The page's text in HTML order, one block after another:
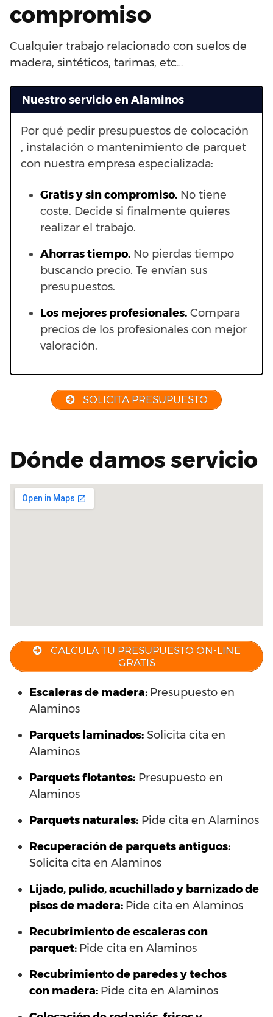
compromiso
Cualquier trabajo relacionado con suelos de
madera, sintéticos, tarimas, etc…
Nuestro servicio en Alaminos
Por qué pedir presupuestos de colocación
, instalación o mantenimiento de parquet
con nuestra empresa especializada:
Gratis y sin compromiso. No tiene
coste. Decide si finalmente quieres
realizar el trabajo.
Ahorras tiempo. No pierdas tiempo
buscando precio. Te envían sus
presupuestos.
Los mejores profesionales. Compara
precios de los profesionales con mejor
valoración.
SOLICITA PRESUPUESTO
Dónde damos servicio
CALCULA TU PRESUPUESTO ON-LINE
GRATIS
Escaleras de madera: Presupuesto en
Alaminos
Parquets laminados: Solicita cita en
Alaminos
Parquets flotantes: Presupuesto en
Alaminos
Parquets naturales: Pide cita en Alaminos
Recuperación de parquets antiguos:
Solicita cita en Alaminos
Lijado, pulido, acuchillado y barnizado de
pisos de madera: Pide cita en Alaminos
Recubrimiento de escaleras con
parquet: Pide cita en Alaminos
Recubrimiento de paredes y techos
con madera: Pide cita en Alaminos